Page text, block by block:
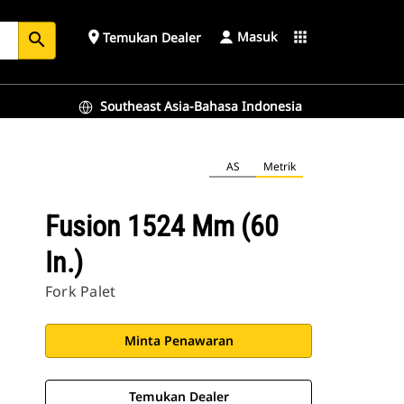
search place Temukan Dealer Masuk apps
Southeast Asia-Bahasa Indonesia
AS Metrik
Fusion 1524 Mm (60
In.)
Fork Palet
Minta Penawaran
Temukan Dealer